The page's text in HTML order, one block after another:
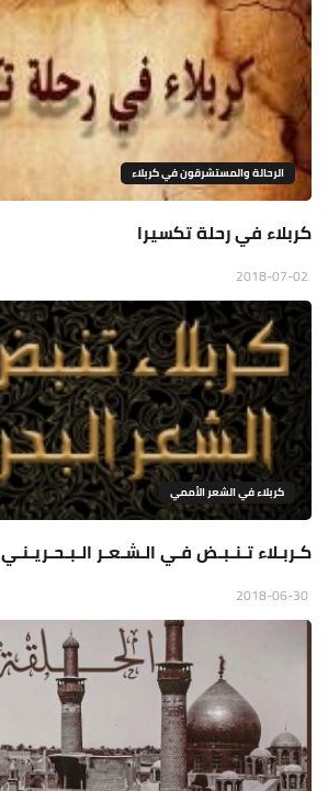
الرحالة والمستشرقون في كربلاء
كربلاء في رحلة تكسيرا
كربلاء في الشعر الأممي
كـربـلاء تـنـبـض فـي الـشـعـر الـبـحـريـنـي